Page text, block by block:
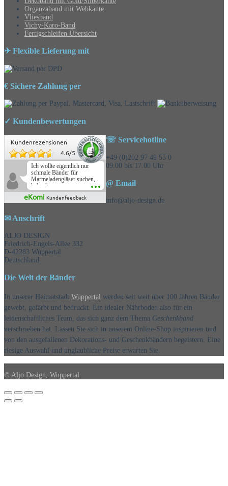
Organzaband mit Webkante
Vliesband
Vichy-Karo-Band
Fertigschleifen Übersicht
✈ Flexible Lieferung mit
€ Sichere Zahlung per
✓ Kundenbewertungen
Kundenrezensionen
4.6/5
Ich wollte eigentlich nur
schmale Bänder für
Marmeladengläser suchen,
habe die
Überraschungsbänder
mitbestellt und war positiv
eKomi Kundenfeedback
☏ Servicehotline
+49 (0)202 97 49 55 0
09.00 bis 17.00 Uhr
@ Email
info@aljo-design.de
✉ Anschrift
ALJO DESIGN
Friedrich-Engels-Allee 332
D-42283 Wuppertal
Deutschland
Die Welt der Bänder
In unserer Heimatstadt Wuppertal werden seit weit über 100 Jahren Bänder
gewebt, gefärbt und bedruckt. Ein idealer Nährboden also für ein
leidenschaftliches Team, das sich ganz dem Thema Geschenkband
verschrieben hat. Lassen Sie sich in unserem Online-Shop inspirieren und
von den ausgefallenen Dekorations- und Geschenkbändern begeistern. Eine
riesige Auswahl und unglaubliche Preise erwarten Sie.
© Aljo Design, Wuppertal